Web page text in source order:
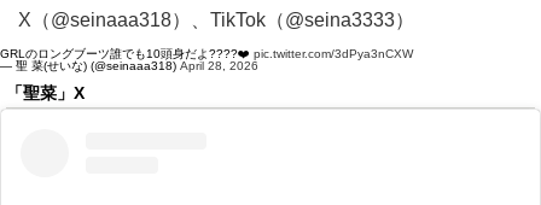
X（@seinaaa318）、TikTok（@seina3333）
GRLのロングブーツ誰でも10頭身だよ????❤️ pic.twitter.com/3dPya3nCXW
— 聖 菜(せいな) (@seinaaa318) April 28, 2026
「聖菜」X